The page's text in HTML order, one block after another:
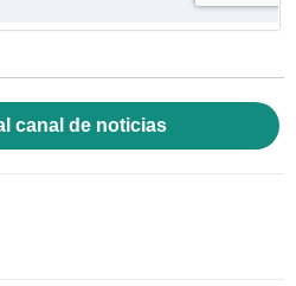
canal de noticias